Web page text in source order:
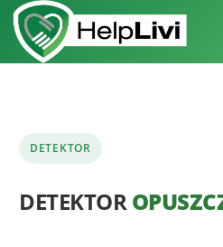
DETEKTOR
DETEKTOR